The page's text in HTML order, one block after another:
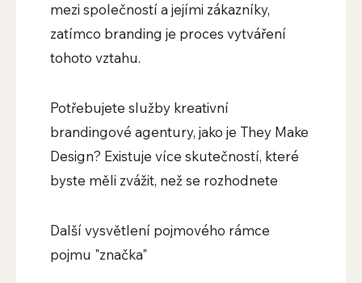
mezi společností a jejími zákazníky,
zatímco branding je proces vytváření
tohoto vztahu.
Potřebujete služby kreativní
brandingové agentury, jako je They Make
Design? Existuje více skutečností, které
byste měli zvážit, než se rozhodnete
Další vysvětlení pojmového rámce
pojmu "značka"